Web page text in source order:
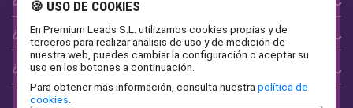
¿Cómo compartir Internet desde el móvil?
¿Qué Internet contratar para casa?
🍪 USO DE COOKIES
En Premium Leads S.L. utilizamos cookies propias y de
terceros para realizar análisis de uso y de medición de
nuestra web, puedes cambiar la configuración o aceptar su
uso en los botones a continuación.
Para obtener más información, consulta nuestrapolítica de
cookies